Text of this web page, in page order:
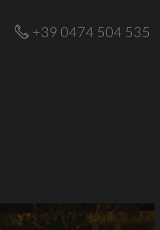
+39 0474 504 535